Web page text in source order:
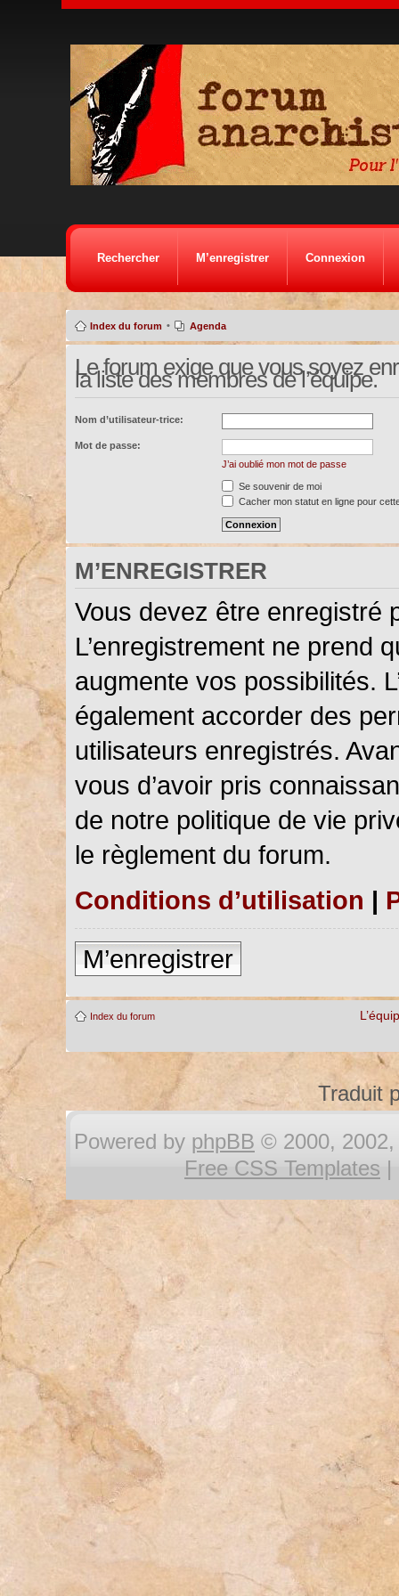
Rechercher M’enregistrer Connexion
Index du forum • Agenda
Le forum exige que vous soyez
la liste des membres de l’équipe.
Nom d’utilisateur-trice:
Mot de passe:
J’ai oublié mon mot de passe
Se souvenir de moi
Cacher mon statut en ligne pour
M’ENREGISTRER
Vous devez être enregistré
L’enregistrement ne prend
augmente vos possibilités.
également accorder des
utilisateurs enregistrés.
vous d’avoir pris
de notre politique de vie
le règlement du forum.
Conditions d’utilisation |
M’enregistrer
Index du forum
Traduit
Powered by phpBB © 2000, 2002,
Free CSS Templates |